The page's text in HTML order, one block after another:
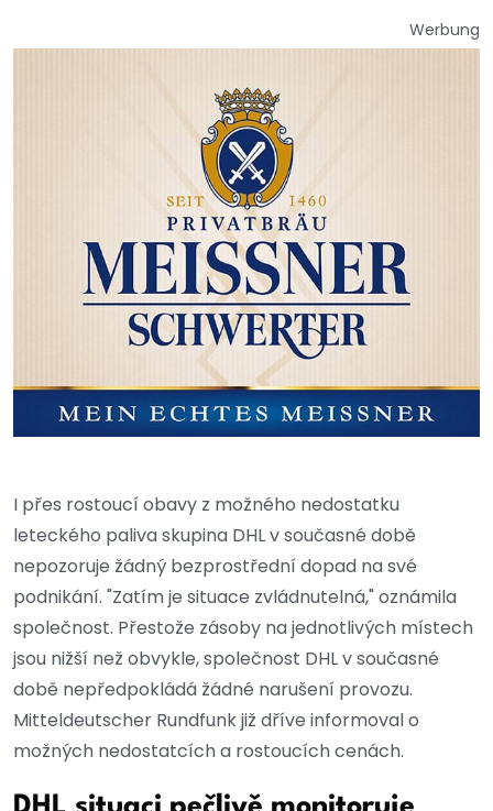
Werbung
I přes rostoucí obavy z možného nedostatku
leteckého paliva skupina DHL v současné době
nepozoruje žádný bezprostřední dopad na své
podnikání. "Zatím je situace zvládnutelná," oznámila
společnost. Přestože zásoby na jednotlivých místech
jsou nižší než obvykle, společnost DHL v současné
době nepředpokládá žádné narušení provozu.
Mitteldeutscher Rundfunk již dříve informoval o
možných nedostatcích a rostoucích cenách.